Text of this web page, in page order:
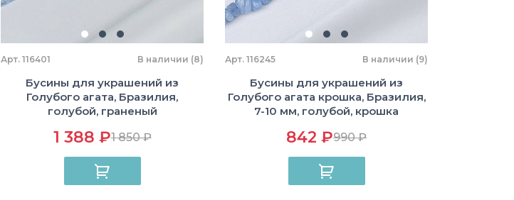
Арт. 116401 В наличии (8)
Бусины для украшений из
Голубого агата, Бразилия,
голубой, граненый
1 388 ₽1 850 ₽
Арт. 116245 В наличии (9)
Бусины для украшений из
Голубого агата крошка, Бразилия,
7-10 мм, голубой, крошка
842 ₽990 ₽